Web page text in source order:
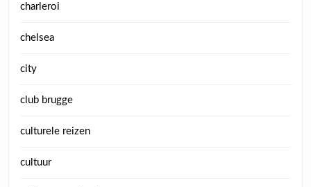
charleroi
chelsea
city
club brugge
culturele reizen
cultuur